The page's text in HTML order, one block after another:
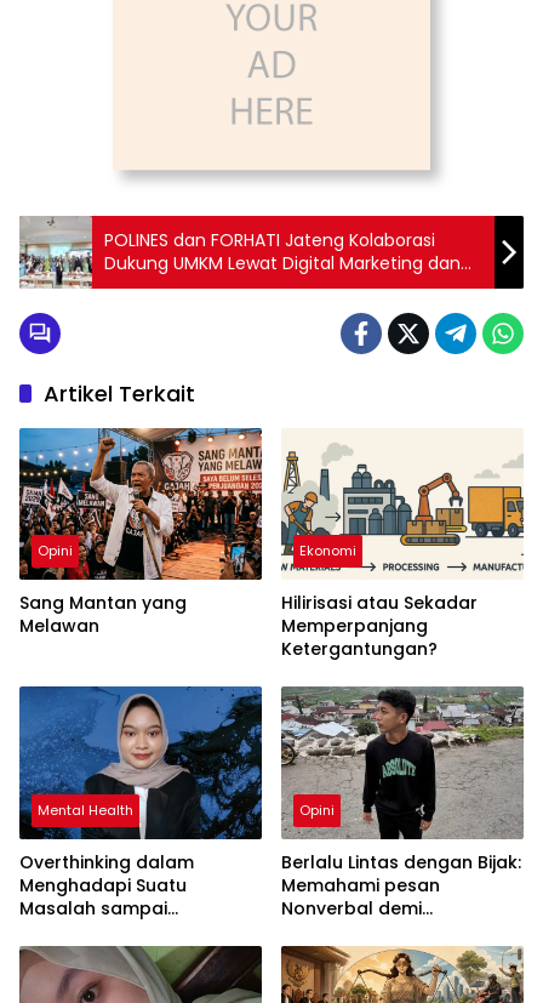
POLINES dan FORHATI Jateng Kolaborasi
Dukung UMKM Lewat Digital Marketing dan
Perizinan Usaha
Artikel Terkait
Opini
Sang Mantan yang
Melawan
Ekonomi
Hilirisasi atau Sekadar
Memperpanjang
Ketergantungan?
Mental Health
Overthinking dalam
Menghadapi Suatu
Masalah sampai
yang Berlebihan
Opini
Berlalu Lintas dengan Bijak:
Memahami pesan
Nonverbal demi